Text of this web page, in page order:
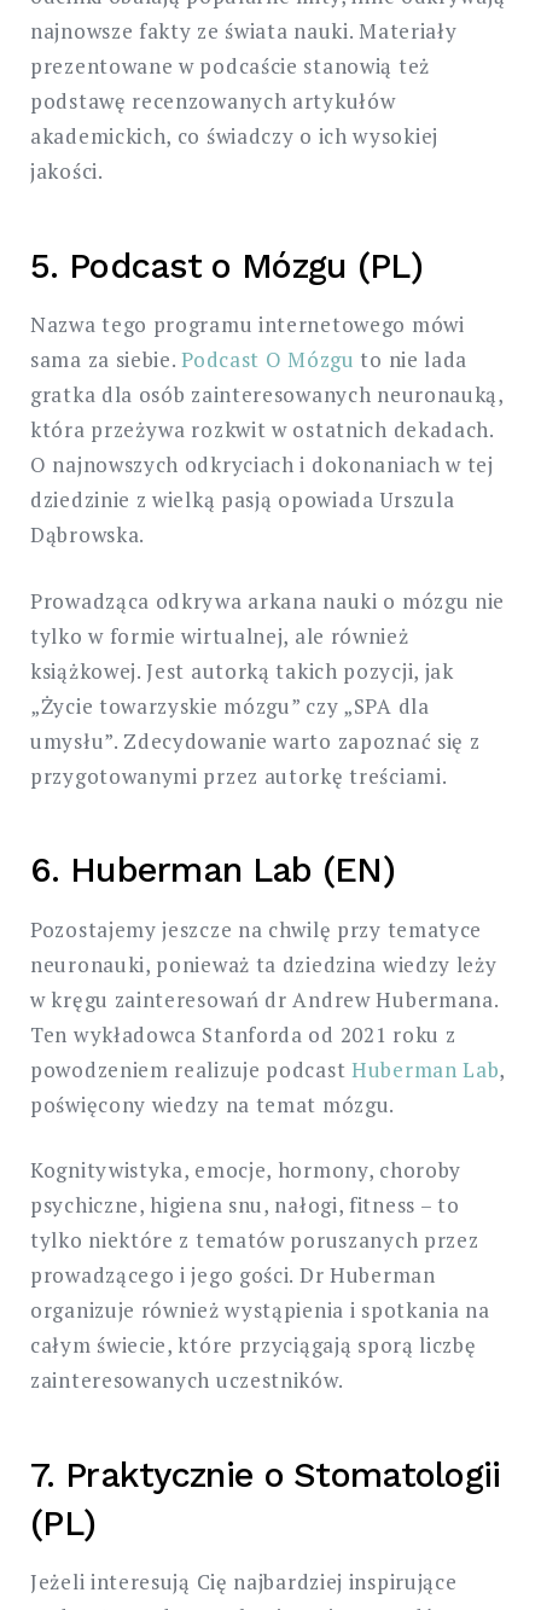
najnowsze fakty ze świata nauki. Materiały
prezentowane w podcaście stanowią też
podstawę recenzowanych artykułów
akademickich, co świadczy o ich wysokiej
jakości.
5. Podcast o Mózgu (PL)
Nazwa tego programu internetowego mówi
sama za siebie.Podcast O Mózgu to nie lada
gratka dla osób zainteresowanych neuronauką,
która przeżywa rozkwit w ostatnich dekadach.
O najnowszych odkryciach i dokonaniach w tej
dziedzinie z wielką pasją opowiada Urszula
Dąbrowska.
Prowadząca odkrywa arkana nauki o mózgu nie
tylko w formie wirtualnej, ale również
książkowej. Jest autorką takich pozycji, jak
„Życie towarzyskie mózgu” czy „SPA dla
umysłu”. Zdecydowanie warto zapoznać się z
przygotowanymi przez autorkę treściami.
6. Huberman Lab (EN)
Pozostajemy jeszcze na chwilę przy tematyce
neuronauki, ponieważ ta dziedzina wiedzy leży
w kręgu zainteresowań dr Andrew Hubermana.
Ten wykładowca Stanforda od 2021 roku z
powodzeniem realizuje podcast Huberman Lab,
poświęcony wiedzy na temat mózgu.
Kognitywistyka, emocje, hormony, choroby
psychiczne, higiena snu, nałogi, fitness – to
tylko niektóre z tematów poruszanych przez
prowadzącego i jego gości. Dr Huberman
organizuje również wystąpienia i spotkania na
całym świecie, które przyciągają sporą liczbę
zainteresowanych uczestników.
7. Praktycznie o Stomatologii
(PL)
Jeżeli interesują Cię najbardziej inspirujące